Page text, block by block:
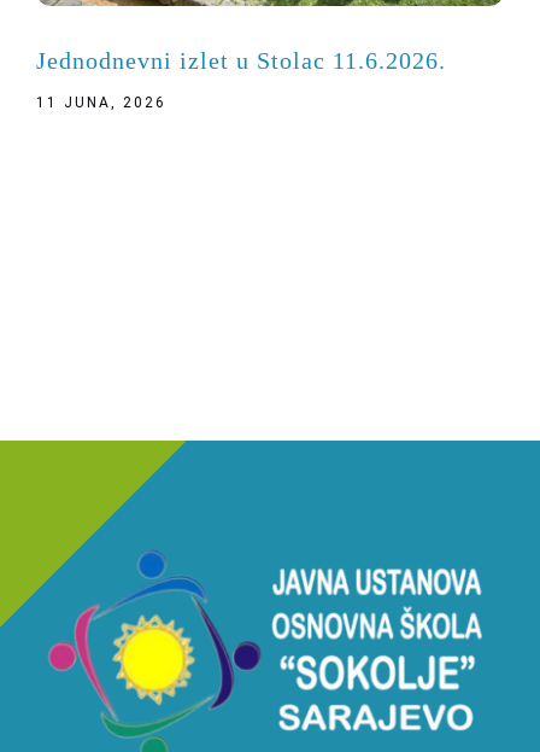
Jednodnevni izlet u Stolac 11.6.2026.
11 JUNA, 2026